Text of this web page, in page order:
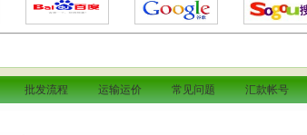
批发流程 运输运价 常见问题 汇款帐号